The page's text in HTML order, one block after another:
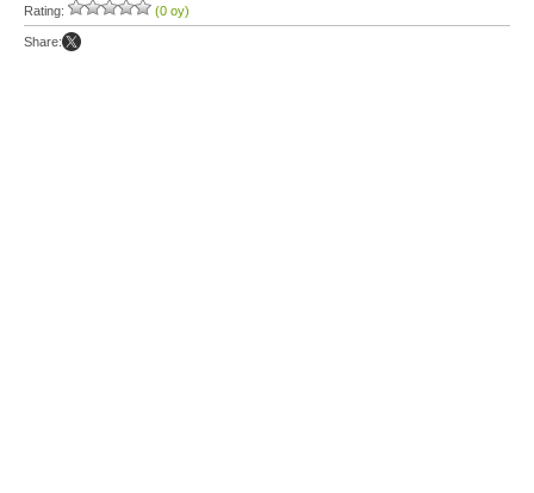
Rating: (0 oy)
Share: